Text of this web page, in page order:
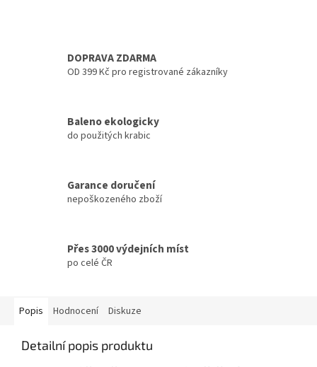
DOPRAVA ZDARMA
OD 399 Kč pro registrované zákazníky
Baleno ekologicky
do použitých krabic
Garance doručení
nepoškozeného zboží
Přes 3000 výdejních míst
po celé ČR
Popis Hodnocení Diskuze
Detailní popis produktu